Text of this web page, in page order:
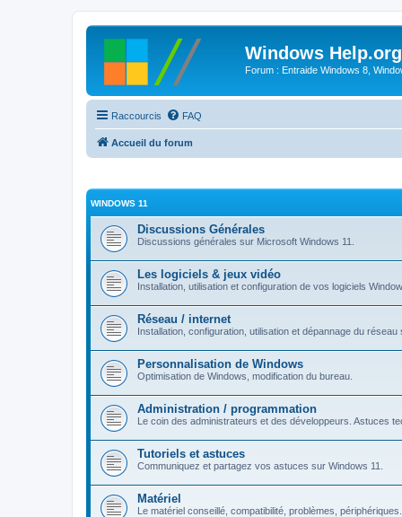
Windows Help.org
Forum : Entraide Windows 8,
Raccourcis FAQ
Accueil du forum
WINDOWS 11
Discussions Générales
Discussions générales sur Microsoft Windows 11.
Les logiciels & jeux vidéo
Installation, utilisation et configuration de vos logiciels
Réseau / internet
Installation, configuration, utilisation et dépannage du réseau
Personnalisation de Windows
Optimisation de Windows, modification du bureau.
Administration / programmation
Le coin des administrateurs et des développeurs. Astuces
Tutoriels et astuces
Communiquez et partagez vos astuces sur Windows 11.
Matériel
Le matériel conseillé, compatibilité, problèmes, périphériques.